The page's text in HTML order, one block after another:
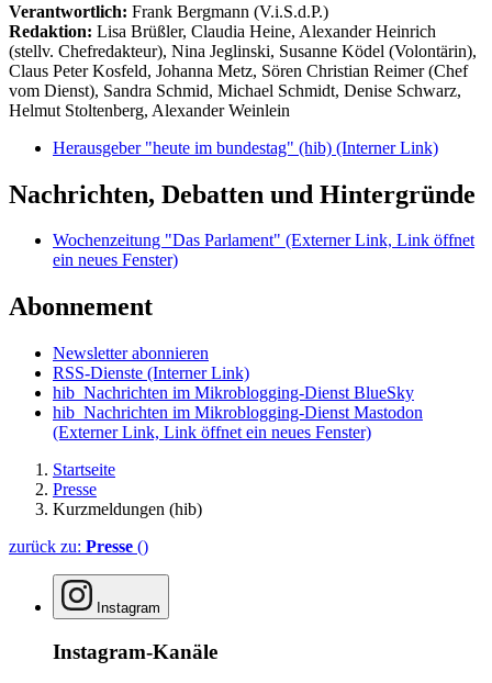
Verantwortlich: Frank Bergmann (V.i.S.d.P.)
Redaktion: Lisa Brüßler, Claudia Heine, Alexander Heinrich
(stellv. Chefredakteur), Nina Jeglinski, Susanne Ködel (Volontärin),
Claus Peter Kosfeld, Johanna Metz, Sören Christian Reimer (Chef
vom Dienst), Sandra Schmid, Michael Schmidt, Denise Schwarz,
Helmut Stoltenberg, Alexander Weinlein
Herausgeber "heute im bundestag" (hib) (Interner Link)
Nachrichten, Debatten und Hintergründe
Wochenzeitung "Das Parlament" (Externer Link, Link öffnet
ein neues Fenster)
Abonnement
Newsletter abonnieren
RSS-Dienste (Interner Link)
hib_Nachrichten im Mikroblogging-Dienst BlueSky
hib_Nachrichten im Mikroblogging-Dienst Mastodon
(Externer Link, Link öffnet ein neues Fenster)
Startseite
Presse
Kurzmeldungen (hib)
zurück zu: Presse ()
Instagram
Instagram-Kanäle